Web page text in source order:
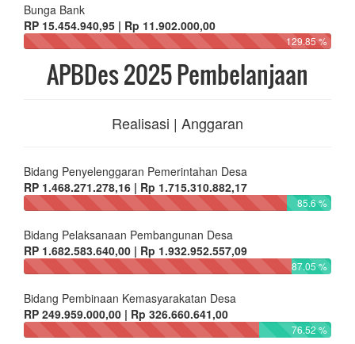
Bunga Bank
RP 15.454.940,95 | Rp 11.902.000,00
129.85 %
APBDes 2025 Pembelanjaan
Realisasi | Anggaran
Bidang Penyelenggaran Pemerintahan Desa
RP 1.468.271.278,16 | Rp 1.715.310.882,17
85.6 %
Bidang Pelaksanaan Pembangunan Desa
RP 1.682.583.640,00 | Rp 1.932.952.557,09
87.05 %
Bidang Pembinaan Kemasyarakatan Desa
RP 249.959.000,00 | Rp 326.660.641,00
76.52 %